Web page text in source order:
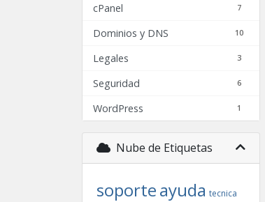
7
cPanel
10
Dominios y DNS
3
Legales
6
Seguridad
1
WordPress
Nube de Etiquetas
soporteayuda tecnica